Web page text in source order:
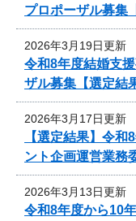
プロポーザル募集
2026年3月19日更新
令和8年度結婚支
ザル募集【選定結
2026年3月17日更新
【選定結果】令
ント企画運営業務
2026年3月13日更新
令和8年度から10